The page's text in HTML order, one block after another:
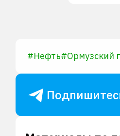
#Нефть#Ормузский